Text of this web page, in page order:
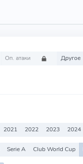
Оп. атаки Другое
2021 2022 2023 2024
Serie A Club World Cup